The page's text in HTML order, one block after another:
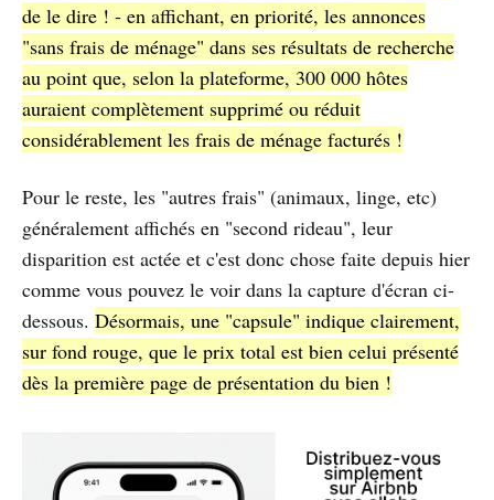
de le dire ! - en affichant, en priorité, les annonces
"sans frais de ménage" dans ses résultats de recherche
au point que, selon la plateforme, 300 000 hôtes
auraient complètement supprimé ou réduit
considérablement les frais de ménage facturés !
Pour le reste, les "autres frais" (animaux, linge, etc)
généralement affichés en "second rideau", leur
disparition est actée et c'est donc chose faite depuis hier
comme vous pouvez le voir dans la capture d'écran ci-
dessous. Désormais, une "capsule" indique clairement,
sur fond rouge, que le prix total est bien celui présenté
dès la première page de présentation du bien !